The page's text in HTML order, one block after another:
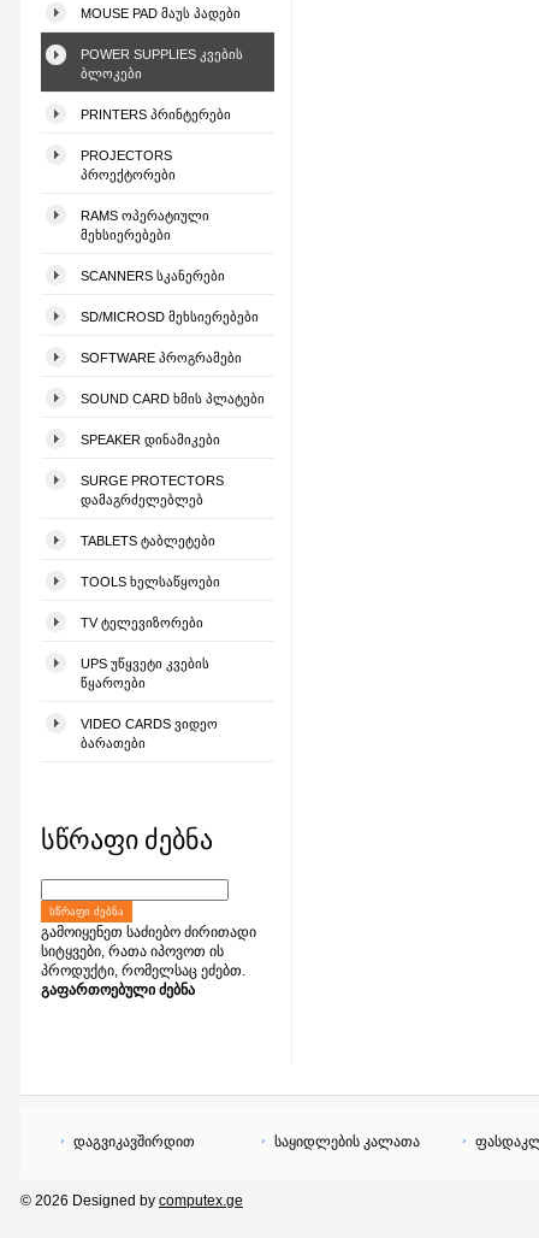
MOUSE PAD ᲛᲐᲣᲡ ᲞᲐᲓᲔᲑᲘ
POWER SUPPLIES ᲙᲕᲔᲑᲘᲡ
ᲑᲚᲝᲙᲔᲑᲘ
PRINTERS ᲞᲠᲘᲜᲢᲔᲠᲔᲑᲘ
PROJECTORS
ᲞᲠᲝᲔᲥᲢᲝᲠᲔᲑᲘ
RAMS ᲝᲞᲔᲠᲐᲢᲘᲣᲚᲘ
ᲛᲔᲮᲡᲘᲔᲠᲔᲑᲔᲑᲘ
SCANNERS ᲡᲙᲐᲜᲔᲠᲔᲑᲘ
SD/MICROSD ᲛᲔᲮᲡᲘᲔᲠᲔᲑᲔᲑᲘ
SOFTWARE ᲞᲠᲝᲒᲠᲐᲛᲔᲑᲘ
SOUND CARD ᲮᲛᲘᲡ ᲞᲚᲐᲢᲔᲑᲘ
SPEAKER ᲓᲘᲜᲐᲛᲘᲙᲔᲑᲘ
SURGE PROTECTORS
ᲓᲐᲛᲐᲒᲠᲫᲔᲚᲔᲑᲚᲔᲑ
TABLETS ᲢᲐᲑᲚᲔᲢᲔᲑᲘ
TOOLS ᲮᲔᲚᲡᲐᲬᲧᲝᲔᲑᲘ
TV ᲢᲔᲚᲔᲕᲘᲖᲝᲠᲔᲑᲘ
UPS ᲣᲬᲧᲕᲔᲢᲘ ᲙᲕᲔᲑᲘᲡ
ᲬᲧᲐᲠᲝᲔᲑᲘ
VIDEO CARDS ᲕᲘᲓᲔᲝ
ᲑᲐᲠᲐᲗᲔᲑᲘ
სწრაფი ძებნა
ᲡᲬᲠᲐᲤᲘ ᲫᲔᲑᲜᲐ
გამოიყენეთ საძიებო ძირითადი
სიტყვები, რათა იპოვოთ ის
პროდუქტი, რომელსაც ეძებთ.
გაფართოებული ძებნა
დაგვიკავშირდით საყიდლების კალათა
© 2026 Designed by computex.ge